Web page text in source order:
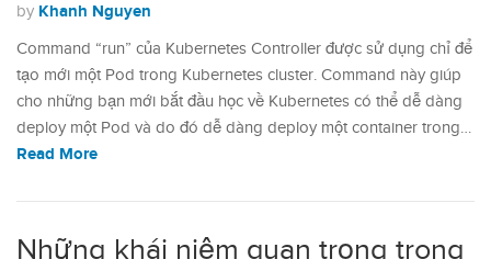
by Khanh Nguyen
Command “run” của Kubernetes Controller được sử dụng chỉ để
tạo mới một Pod trong Kubernetes cluster. Command này giúp
cho những bạn mới bắt đầu học về Kubernetes có thể dễ dàng
deploy một Pod và do đó dễ dàng deploy một container trong…
Read More
Những khái niệm quan trọng trong